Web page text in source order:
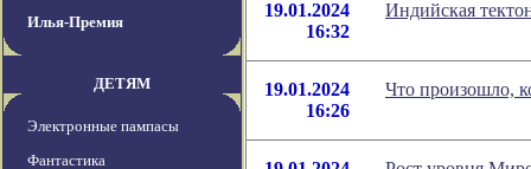
Илья-Премия
ДЕТЯМ
Электронные пампасы
Фантастика
19.01.2024
16:32
Индийская
19.01.2024
16:26
Что произошло,